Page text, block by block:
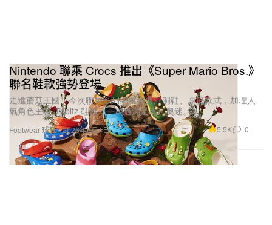
Footwear 球鞋
Nintendo 聯乘 Crocs 推出《Super Mario Bros.》
聯名鞋款強勢登場
走進蘑菇王國！今次聯乘系列網羅經典洞洞鞋、厚底款式，加埋人
氣角色主題 Jibbitz 鞋飾，一次過滿足馬利奧迷。
2026年6月4日 5.5K 0